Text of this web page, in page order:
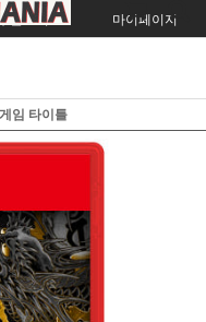
문조회 마이페이지
임 타이틀